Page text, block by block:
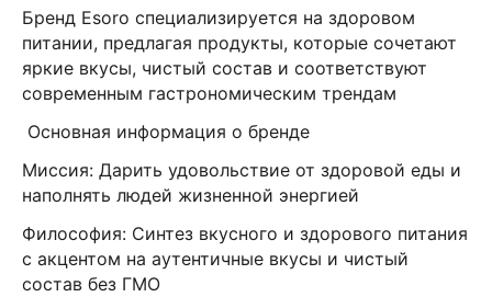
Бренд Esoro специализируется на здоровом
питании, предлагая продукты, которые сочетают
яркие вкусы, чистый состав и соответствуют
современным гастрономическим трендам
Основная информация о бренде
Миссия: Дарить удовольствие от здоровой еды и
наполнять людей жизненной энергией
Философия: Синтез вкусного и здорового питания
с акцентом на аутентичные вкусы и чистый
состав без ГМО